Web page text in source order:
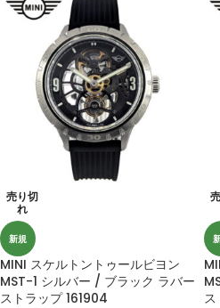
売り切
れ
新規
MINI スケルトントゥールビヨン
MST-1 シルバー / ブラック ラバー
ストラップ 161904
ス